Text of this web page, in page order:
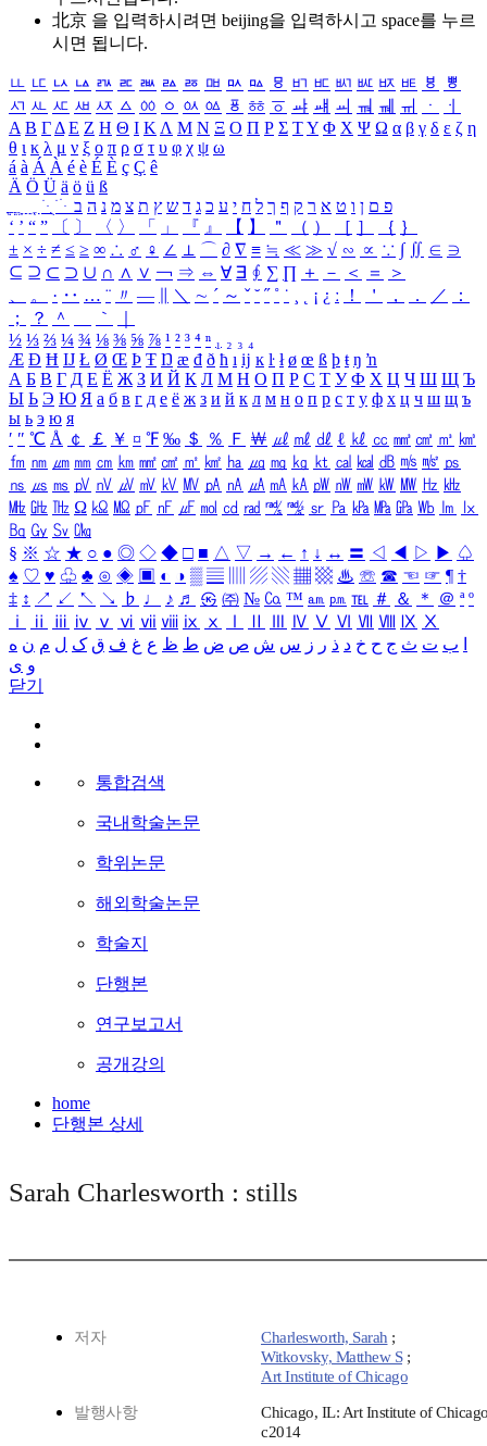
北京 을 입력하시려면 beijing을 입력하시고 space를 누르
시면 됩니다.
ㅥ ㅦ ㅧ ㅨ ㅩ ㅪ ㅫ ㅬ ㅭ ㅮ ㅯ ㅰ ㅱ ㅲ ㅳ ㅴ ㅵ ㅶ ㅷ ㅸ
ㅹ
ㅺ ㅻ ㅼ ㅽ ㅾ ㅿ ㆀ ㆁ ㆂ ㆃ ㆄ ㆅ ㆆ ㆇ ㆈ ㆉ ㆊ ㆋ ㆌ ㆍ
ㆎ
Α Β ΓΔ Ε Ζ Η Θ Ι ΚΛ Μ Ν Ξ Ο Π Ρ Σ ΤΥ Φ Χ Ψ Ω α β γ δ ε ζ η
θ ι κ λ μ ν ξ ο π ρ σ τ υ φ χ ψ ω
á à Á À é è É È ç Ç ê
Ä Ö Ü ä ö ü ß
ִֶֹ ֻּ ׁׂ פ ם ן ו ט א ר ק ף ך ל ח י ע כ ג ד ש ץ ת צ מ נ ה ב
‘ ’ “ ” 〔 〕 〈 〉 「 」 『 』 【 】 ＂ （ ） ［ ］ ｛ ｝
± × ÷ ≠ ≤ ≥ ∞ ∴ ♂ ♀ ∠ ⊥ ⌒ ∂ ∇ ≡ ≒ ≪ ≫ √ ∽ ∝ ∵ ∫ ∬ ∈ ∋
⊆ ⊇ ⊂ ⊃ ∪ ∩ ∧ ∨ ￢ ⇒ ⇔ ∀ ∃ ∮ ∑ ∏ ＋ － ＜ ＝
＞
、
。 · ‥ … ¨ 〃 ― ＼ ∼ ´ ～ ˇ ˘ ˝ ˚ ˙ ¸ ¡ ¿ ː ！ ＇ ， ． ／
：
；
？ ＾ ｀
½ ⅓ ⅔ ¼ ¾ ⅛ ⅜ ⅝ ⅞ ¹ ² ³ ⁴ ⁿ ₁ ₂ ₃ ₄
Æ Ð Ħ Ĳ Ł Ø Œ Þ Ŧ Ŋ æ đ ð ħ ı ĳ ĸ ŀ ł ø œ ß þ ŧ ŋ ŉ
А Б В Г Д Е Ё Ж З И Й К Л М Н О П Р С Т У Ф Х Ц Ч Ш Щ Ъ
Ы Ь Э Ю Я а б в г д е ё ж з и й к л м н о п р с т у ф х ц ч ш щ ъ
ы ь э ю я
′ ″ ℃ Å ￠ ￡ ￥ ¤ ℉ ‰ ＄ ％ Ｆ ￦ ㎕ ㎖ ㎗ ℓ ㎘ ㏄ ㎣ ㎤ ㎥ ㎦
㎙ ㎚ ㎛ ㎜ ㎝ ㎞ ㎟ ㎠ ㎡ ㎢ ㏊ ㎍ ㎎ ㎏ ㏏ ㎈ ㎉ ㏈ ㎧ ㎨ ㎰
㎱ ㎲ ㎳ ㎴ ㎵ ㎶ ㎷ ㎸ ㎹ ㎀ ㎁ ㎂ ㎃ ㎄ ㎺ ㎻ ㎽ ㎾ ㎿ ㎐ ㎑
㎒ ㎓ ㎔ Ω ㏀ ㏁ ㎊ ㎋ ㎌ ㏖ ㏅ ㎭ ㎮ ㎯ ㏛ ㎩ ㎪ ㎫ ㎬ ㏝ ㏐
㏓
㏃ ㏉ ㏜ ㏆
§ ※ ☆ ★ ○ ● ◎ ◇ ◆ □ ■ △ ▽ → ← ↑ ↓ ↔ 〓 ◁ ◀ ▷ ▶ ♤
♠ ♡ ♥ ♧ ♣ ⊙ ◈ ▣ ◐ ◑ ▒ ▤ ▨ ▧ ▦ ▩ ♨ ☏ ☎ ☜ ☞ ¶ †
‡ ↕ ↗ ↙ ↖ ↘ ♭ ♩ ♪ ♬ ㉿ ㈜ № ㏇ ™ ㏂ ㏘ ℡ ＃ ＆ ＊ ＠ ª º
ⅰ
ⅱ ⅲ ⅳ ⅴ ⅵ ⅶ ⅷ ⅸ ⅹ Ⅳ Ⅴ Ⅵ Ⅶ Ⅷ Ⅸ Ⅹ
ب ت ث ج ح خ د ذ ر ز س ش ص ض ط ظ ع غ ف ق ک ل م ن ه
و ی
닫기
통합검색
국내학술논문
학위논문
해외학술논문
학술지
단행본
연구보고서
공개강의
home
단행본 상세
Sarah Charlesworth : stills
저자 Charlesworth, Sarah ;
Witkovsky, Matthew S;
Art Institute of Chicago
발행사항
Chicago, IL: Art Institute of
c2014